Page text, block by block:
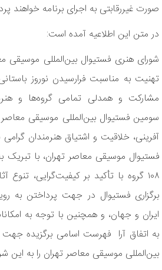
صورت غیررقابتی به اجرای برنامه خواهند
در متن این اطلاعیه آمده است:
شورای هنری فستیوال بین‌المللی
تهنیت به مناسبت فرارسیدن نوروز
مشارکت و همدلی تمامی گروه‌ها و
سومین فستیوال بین‌المللی موسیقی
آفرینی، خلاقیت و اشتیاق هنرمندان
فستیوال موسیقی معاصر تهران، با تبریک
۱۰۸ گروه با تأکید بر کیفیت‌گرایی،
برگزاری فستیوال در جهت پرداختن به
ایران و جهان، و همچنین با توجه به
به اتفاق آرا فهرست اسامی برگزیده
بین‌المللی موسیقی معاصر تهران را به این